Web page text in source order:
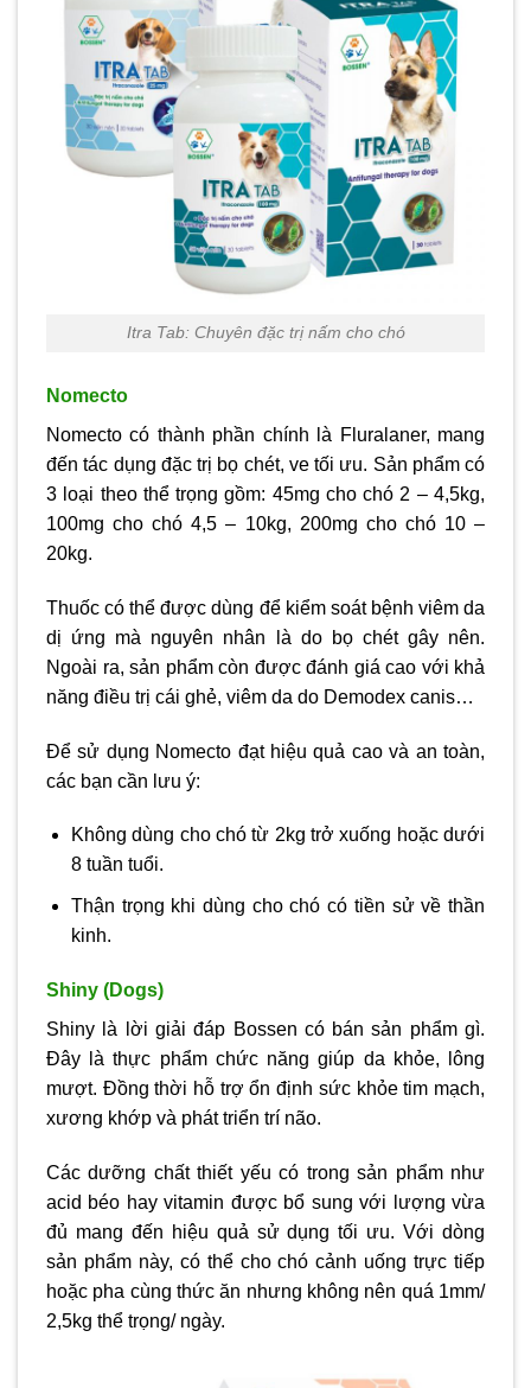
Itra Tab: Chuyên đặc trị nấm cho chó
Nomecto
Nomecto có thành phần chính là Fluralaner, mang
đến tác dụng đặc trị bọ chét, ve tối ưu. Sản phẩm có
3 loại theo thể trọng gồm: 45mg cho chó 2 – 4,5kg,
100mg cho chó 4,5 – 10kg, 200mg cho chó 10 –
20kg.
Thuốc có thể được dùng để kiểm soát bệnh viêm da
dị ứng mà nguyên nhân là do bọ chét gây nên.
Ngoài ra, sản phẩm còn được đánh giá cao với khả
năng điều trị cái ghẻ, viêm da do Demodex canis…
Để sử dụng Nomecto đạt hiệu quả cao và an toàn,
các bạn cần lưu ý:
Không dùng cho chó từ 2kg trở xuống hoặc dưới
8 tuần tuổi.
Thận trọng khi dùng cho chó có tiền sử về thần
kinh.
Shiny (Dogs)
Shiny là lời giải đáp Bossen có bán sản phẩm gì.
Đây là thực phẩm chức năng giúp da khỏe, lông
mượt. Đồng thời hỗ trợ ổn định sức khỏe tim mạch,
xương khớp và phát triển trí não.
Các dưỡng chất thiết yếu có trong sản phẩm như
acid béo hay vitamin được bổ sung với lượng vừa
đủ mang đến hiệu quả sử dụng tối ưu. Với dòng
sản phẩm này, có thể cho chó cảnh uống trực tiếp
hoặc pha cùng thức ăn nhưng không nên quá 1mm/
2,5kg thể trọng/ ngày.